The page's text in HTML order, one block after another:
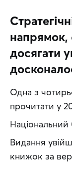
напрямок,
досягати
Одна з
прочитати у
Національний
Видання
книжок за